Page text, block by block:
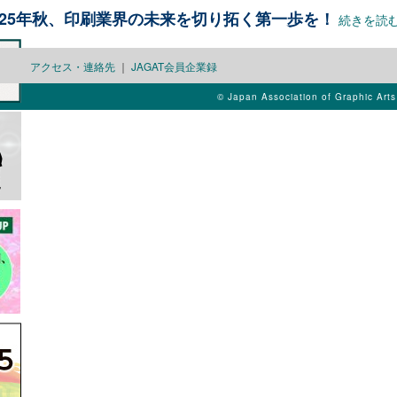
年秋、印刷業界の未来を切り拓く第一歩を！ 続きを読
アクセス・連絡先 ｜ JAGAT会員企業録
© Japan Association of Graphic